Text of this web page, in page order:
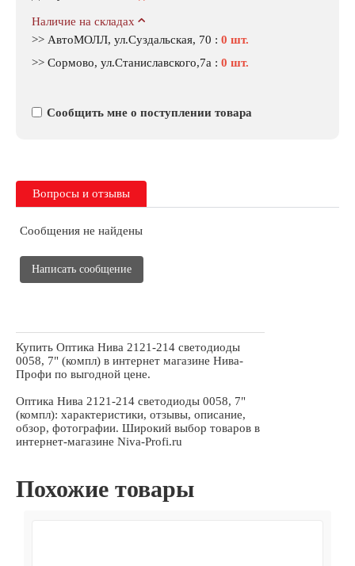
Наличие на складах
>> АвтоМОЛЛ, ул.Суздальская, 70 : 0 шт.
>> Сормово, ул.Станиславского,7а : 0 шт.
Сообщить мне о поступлении товара
Вопросы и отзывы
Сообщения не найдены
Написать сообщение
Купить Оптика Нива 2121-214 светодиоды
0058, 7" (компл) в интернет магазине Нива-
Профи по выгодной цене.
Оптика Нива 2121-214 светодиоды 0058, 7"
(компл): характеристики, отзывы, описание,
обзор, фотографии. Широкий выбор товаров в
интернет-магазине Niva-Profi.ru
Похожие товары